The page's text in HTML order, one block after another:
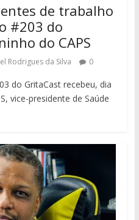
de trabalho
#203 do
do CAPS
Rodrigues da Silva 0
do GritaCast recebeu, dia
vice-presidente de Saúde